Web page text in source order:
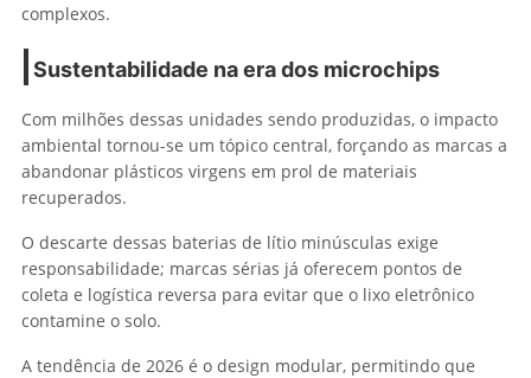
complexos.
Sustentabilidade na era dos microchips
Com milhões dessas unidades sendo produzidas, o impacto
ambiental tornou-se um tópico central, forçando as marcas a
abandonar plásticos virgens em prol de materiais
recuperados.
O descarte dessas baterias de lítio minúsculas exige
responsabilidade; marcas sérias já oferecem pontos de
coleta e logística reversa para evitar que o lixo eletrônico
contamine o solo.
A tendência de 2026 é o design modular, permitindo que